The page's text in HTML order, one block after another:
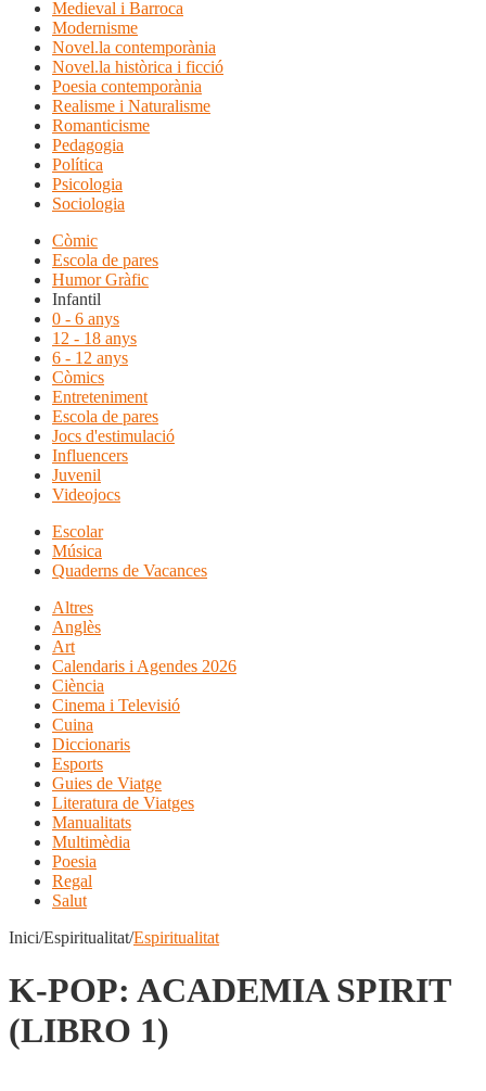
Medieval i Barroca
Modernisme
Novel.la contemporània
Novel.la històrica i ficció
Poesia contemporània
Realisme i Naturalisme
Romanticisme
Pedagogia
Política
Psicologia
Sociologia
Còmic
Escola de pares
Humor Gràfic
Infantil
0 - 6 anys
12 - 18 anys
6 - 12 anys
Còmics
Entreteniment
Escola de pares
Jocs d'estimulació
Influencers
Juvenil
Videojocs
Escolar
Música
Quaderns de Vacances
Altres
Anglès
Art
Calendaris i Agendes 2026
Ciència
Cinema i Televisió
Cuina
Diccionaris
Esports
Guies de Viatge
Literatura de Viatges
Manualitats
Multimèdia
Poesia
Regal
Salut
Inici/Espiritualitat/Espiritualitat
K-POP: ACADEMIA SPIRIT
(LIBRO 1)